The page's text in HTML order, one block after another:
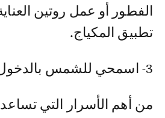
الفطور أو عمل روتين
تطبيق المكياج.
3- اسمحي للشمس بالدخول إلى الغرفة
من أهم الأسرار التي